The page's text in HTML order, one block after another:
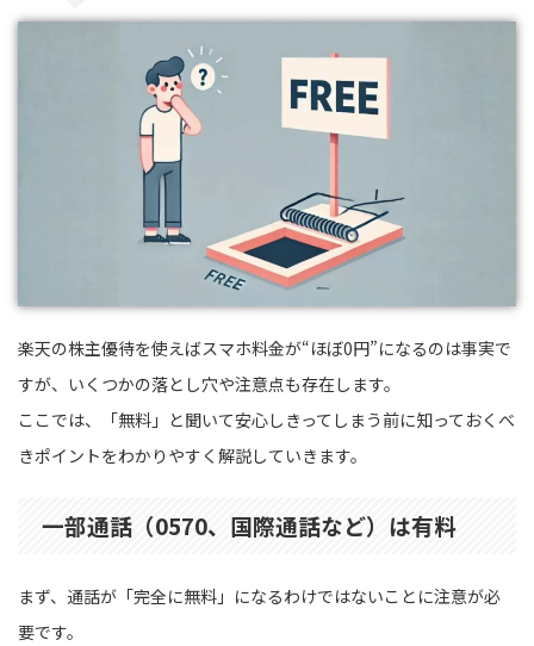
楽天の株主優待を使えばスマホ料金が“ほぼ0円”になるのは事実で
すが、いくつかの落とし穴や注意点も存在します。
ここでは、「無料」と聞いて安心しきってしまう前に知っておくべ
きポイントをわかりやすく解説していきます。
一部通話（0570、国際通話など）は有料
まず、通話が「完全に無料」になるわけではないことに注意が必
要です。